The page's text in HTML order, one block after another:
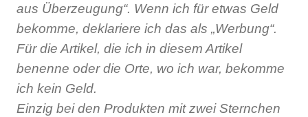
aus Überzeugung“. Wenn ich für etwas Geld
bekomme, deklariere ich das als „Werbung“.
Für die Artikel, die ich in diesem Artikel
benenne oder die Orte, wo ich war, bekomme
ich kein Geld.
Einzig bei den Produkten mit zwei Sternchen